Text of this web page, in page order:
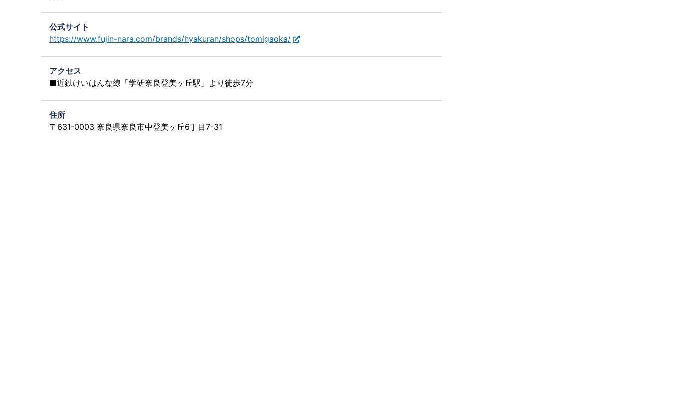
公式サイト
https://www.fujin-nara.com/brands/hyakuran/shops/tomigaoka/
アクセス
■近鉄けいはんな線「学研奈良登美ヶ丘駅」より徒歩7分
住所
〒631-0003 奈良県奈良市中登美ヶ丘6丁目7-31